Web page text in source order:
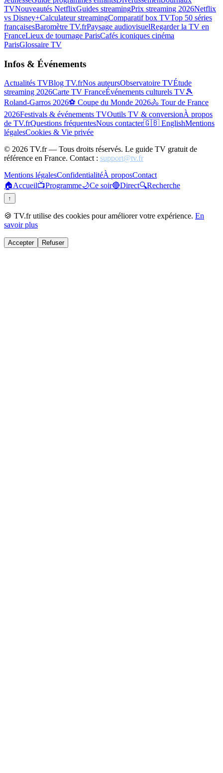
TVNouveautés NetflixGuides streamingPrix streaming 2026Netflix
vs Disney+Calculateur streamingComparatif box TVTop 50 séries
françaisesBaromètre TV.frPaysage audiovisuelRegarder la TV en
FranceLieux de tournage ParisCafés iconiques cinéma
ParisGlossaire TV
Infos & Événements
Actualités TVBlog TV.frNos auteursObservatoire TVÉtude
streaming 2026Carte TV FranceÉvénements culturels TV🎾
Roland-Garros 2026⚽ Coupe du Monde 2026🚴 Tour de France
2026Festivals & événements TVOutils TV & conversionÀ propos
de TV.frQuestions fréquentesNous contacter🇬🇧 EnglishMentions
légalesCookies & Vie privée
© 2026 TV.fr — Tous droits réservés. Le guide TV gratuit de
référence en France. Contact : support@tv.fr
Mentions légalesConfidentialitéÀ proposContact
🏠Accueil📺Programme🌙Ce soir🔴Direct🔍Recherche
↑
🍪 TV.fr utilise des cookies pour améliorer votre expérience. En
savoir plus
Accepter Refuser